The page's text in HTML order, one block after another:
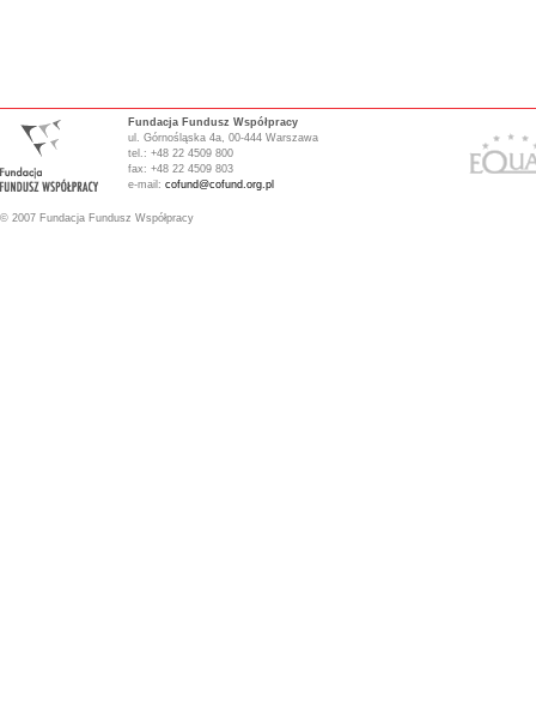
Fundacja Fundusz Współpracy
ul. Górnośląska 4a, 00-444 Warszawa
tel.: +48 22 4509 800
fax: +48 22 4509 803
e-mail: cofund@cofund.org.pl
© 2007 Fundacja Fundusz Współpracy